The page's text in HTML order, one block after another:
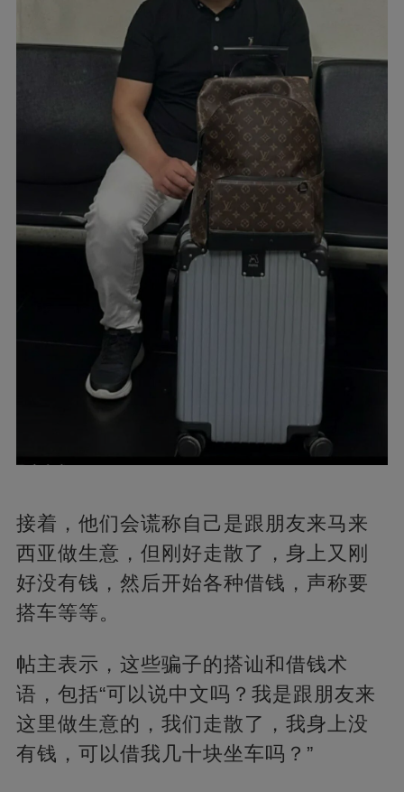
接着，他们会谎称自己是跟朋友来马来
西亚做生意，但刚好走散了，身上又刚
好没有钱，然后开始各种借钱，声称要
搭车等等。
帖主表示，这些骗子的搭讪和借钱术
语，包括“可以说中文吗？我是跟朋友来
这里做生意的，我们走散了，我身上没
有钱，可以借我几十块坐车吗？”